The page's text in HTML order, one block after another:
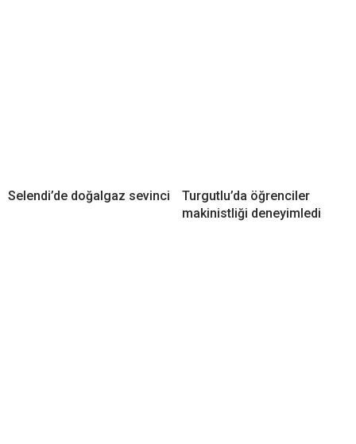
Selendi’de doğalgaz sevinci
Turgutlu’da öğrenciler
makinistliği deneyimledi